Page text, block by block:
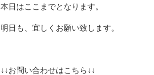
本日はここまでとなります。
明日も、宜しくお願い致します。
↓↓お問い合わせはこちら↓↓